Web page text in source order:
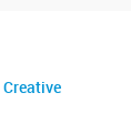
Creative